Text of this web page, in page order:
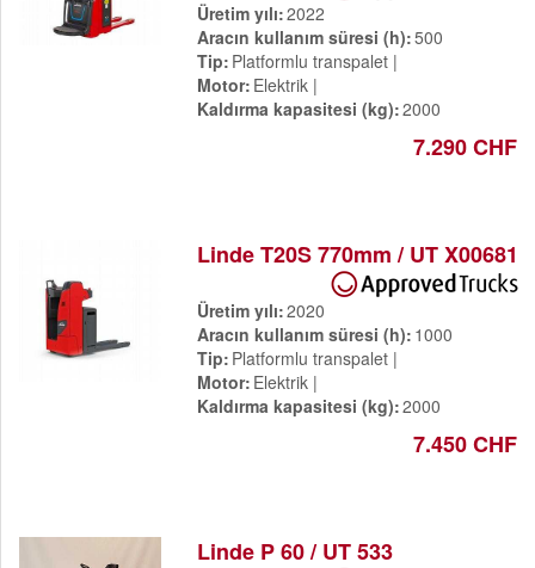
Üretim yılı 2022
Aracın kullanım süresi (h) 500
Tip Platformlu transpalet
Motor Elektrik
Kaldırma kapasitesi (kg) 2000
7.290 CHF
Linde T20S 770mm / UT X00681
Üretim yılı 2020
Aracın kullanım süresi (h) 1000
Tip Platformlu transpalet
Motor Elektrik
Kaldırma kapasitesi (kg) 2000
7.450 CHF
Linde P 60 / UT 533